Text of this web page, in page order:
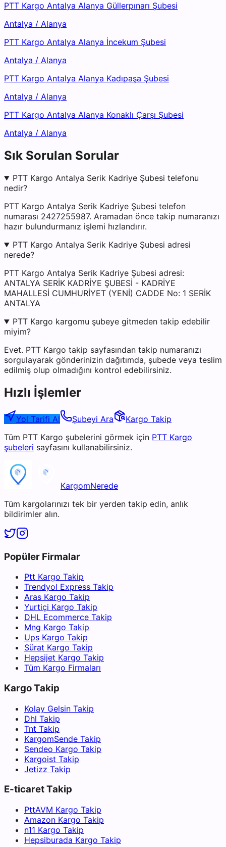
PTT Kargo Antalya Alanya Güllerpınarı Şubesi
Antalya / Alanya
PTT Kargo Antalya Alanya İncekum Şubesi
Antalya / Alanya
PTT Kargo Antalya Alanya Kadıpaşa Şubesi
Antalya / Alanya
PTT Kargo Antalya Alanya Konaklı Çarşı Şubesi
Antalya / Alanya
Sık Sorulan Sorular
PTT Kargo Antalya Serik Kadriye Şubesi telefonu
nedir?
PTT Kargo Antalya Serik Kadriye Şubesi telefon
numarası 2427255987. Aramadan önce takip numaranızı
hazır bulundurmanız işlemi hızlandırır.
PTT Kargo Antalya Serik Kadriye Şubesi adresi
nerede?
PTT Kargo Antalya Serik Kadriye Şubesi adresi:
ANTALYA SERİK KADRİYE ŞUBESİ - KADRİYE
MAHALLESİ CUMHURİYET (YENİ) CADDE No: 1 SERİK
ANTALYA
PTT Kargo kargomu şubeye gitmeden takip edebilir
miyim?
Evet. PTT Kargo takip sayfasından takip numaranızı
sorgulayarak gönderinizin dağıtımda, şubede veya teslim
edilmiş olup olmadığını kontrol edebilirsiniz.
Hızlı İşlemler
Yol Tarifi Al Şubeyi Ara
Kargo Takip
Tüm PTT Kargo şubelerini görmek için PTT Kargo
şubeleri sayfasını kullanabilirsiniz.
KargomNerede
Tüm kargolarınızı tek bir yerden takip edin, anlık
bildirimler alın.
Popüler Firmalar
Ptt Kargo Takip
Trendyol Express Takip
Aras Kargo Takip
Yurtiçi Kargo Takip
DHL Ecommerce Takip
Mng Kargo Takip
Ups Kargo Takip
Sürat Kargo Takip
Hepsijet Kargo Takip
Tüm Kargo Firmaları
Kargo Takip
Kolay Gelsin Takip
Dhl Takip
Tnt Takip
KargomSende Takip
Sendeo Kargo Takip
Kargoist Takip
Jetizz Takip
E-ticaret Takip
PttAVM Kargo Takip
Amazon Kargo Takip
n11 Kargo Takip
Hepsiburada Kargo Takip